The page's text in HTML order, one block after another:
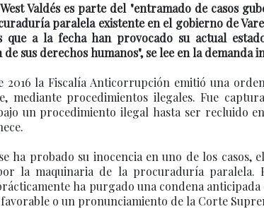
Valdés es parte del "entramado de casos
paralela existente en el gobierno de
que a la fecha han provocado su actual
sus derechos humanos", se lee en la demanda
2016 la Fiscalía Anticorrupción emitió una
mediante procedimientos ilegales. Fue
un procedimiento ilegal hasta ser recluido
ha probado su inocencia en uno de los
la maquinaria de la procuraduría
ha purgado una condena
o un pronunciamiento de la Corte